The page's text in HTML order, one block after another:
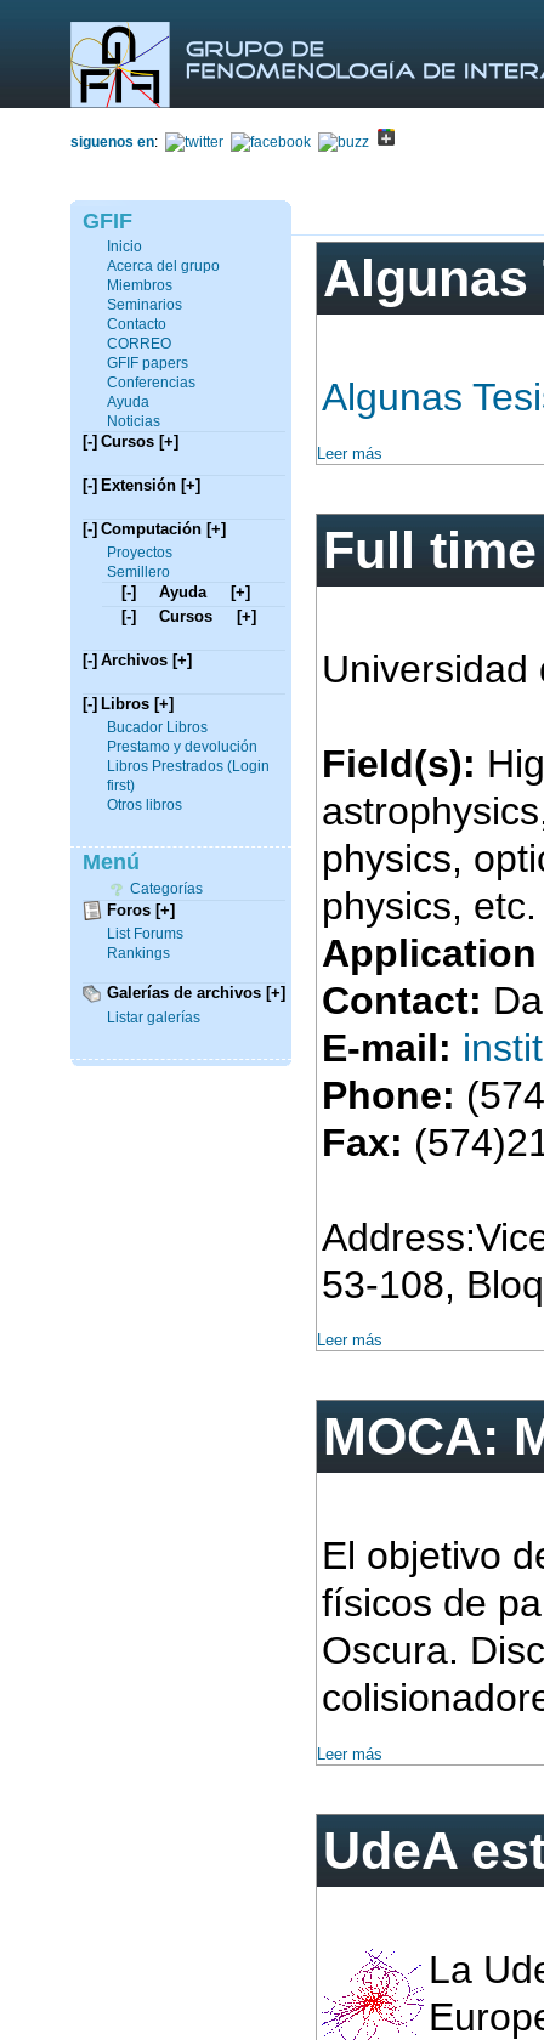
siguenos en:
Algunas
Algunas
Leer más
Full
Universidad
Field(s):
physics,
physics, etc.
Contact:
E-mail:
Phone:
Fax:
53-108,
Leer más
MOCA:
El objetivo
físicos de
Oscura.
Leer más
UdeA
La
GFIF
Inicio
Acerca del grupo
Miembros
Seminarios
Contacto
CORREO
GFIF papers
Conferencias
Ayuda
Noticias
[-] Cursos [+]
[-] Extensión [+]
[-] Computación [+]
Proyectos
Semillero
[-] Ayuda
[+]
[-]
Cursos [+]
[-] Archivos [+]
[-] Libros [+]
Bucador Libros
Prestamo y devolución
Libros Prestrados (Login
first)
Otros libros
Menú
Categorías
Foros [+]
List Forums
Rankings
Galerías de archivos [+]
Listar galerías